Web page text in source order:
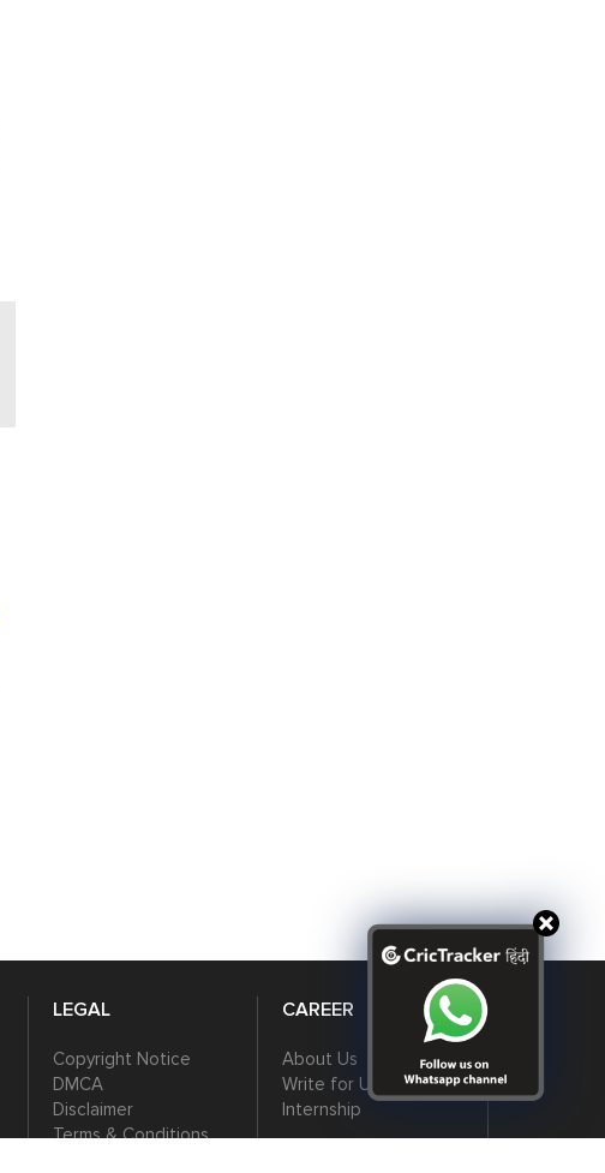
LEGAL
Copyright Notice
DMCA
Disclaimer
Terms & Conditions
CAREER
About Us
Write for Us
Internship